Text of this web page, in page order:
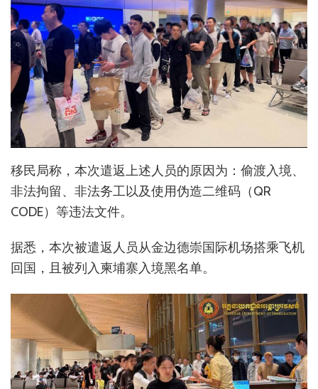
移民局称，本次遣返上述人员的原因为：偷渡入境、
非法拘留、非法务工以及使用伪造二维码（QR
CODE）等违法文件。
据悉，本次被遣返人员从金边德崇国际机场搭乘飞机
回国，且被列入柬埔寨入境黑名单。